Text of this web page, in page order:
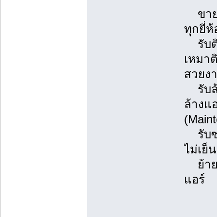
ขาย
ทุกยี่ห้
รับติ
เหมา
สวยง
รับล้
ล้างแ
รับซ่
ไม่เย็
ย้าย
แอร์